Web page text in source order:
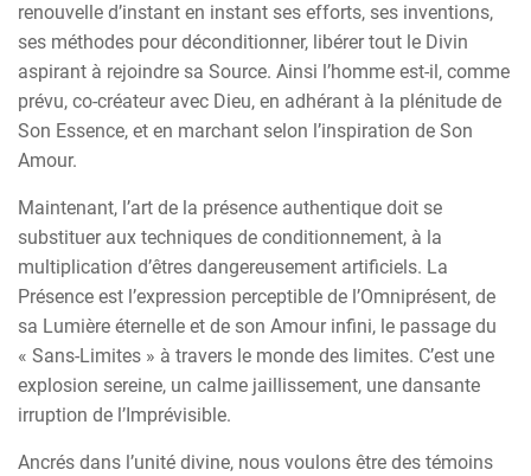
renouvelle d’instant en instant ses efforts, ses inventions,
ses méthodes pour déconditionner, libérer tout le Divin
aspirant à rejoindre sa Source. Ainsi l’homme est-il, comme
prévu, co-créateur avec Dieu, en adhérant à la plénitude de
Son Essence, et en marchant selon l’inspiration de Son
Amour.
Maintenant, l’art de la présence authentique doit se
substituer aux techniques de conditionnement, à la
multiplication d’êtres dangereusement artificiels. La
Présence est l’expression perceptible de l’Omniprésent, de
sa Lumière éternelle et de son Amour infini, le passage du
« Sans-Limites » à travers le monde des limites. C’est une
explosion sereine, un calme jaillissement, une dansante
irruption de l’Imprévisible.
Ancrés dans l’unité divine, nous voulons être des témoins